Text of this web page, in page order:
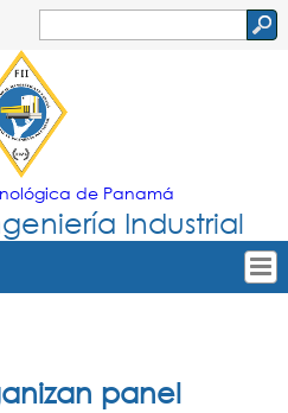
navigation
de
búsqueda
de Panamá
Industrial
Académica
panel